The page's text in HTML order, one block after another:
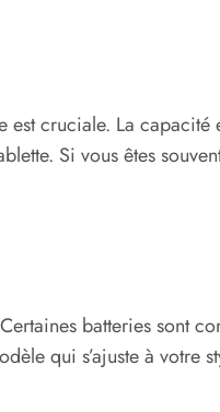
est cruciale. La capacité
Si vous êtes
batteries sont
qui s’ajuste à